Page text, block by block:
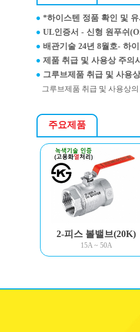
*하이스텐 정품 확인 및
UL인증서 - 신형 원푸쉬
배관기술 24년 8월호- 하
제품 취급 및 사용상 주의
그루브제품 취급 및 사용
그루브제품 취급 및 사용상
주요제품
2-피스 볼밸브(20K)
15A ~ 50A